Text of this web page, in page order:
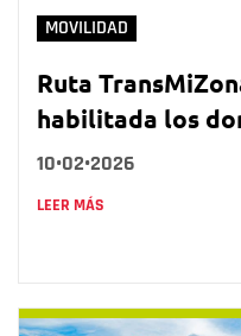
MOVILIDAD
Ruta
habilitada los
10•02•2026
LEER MÁS